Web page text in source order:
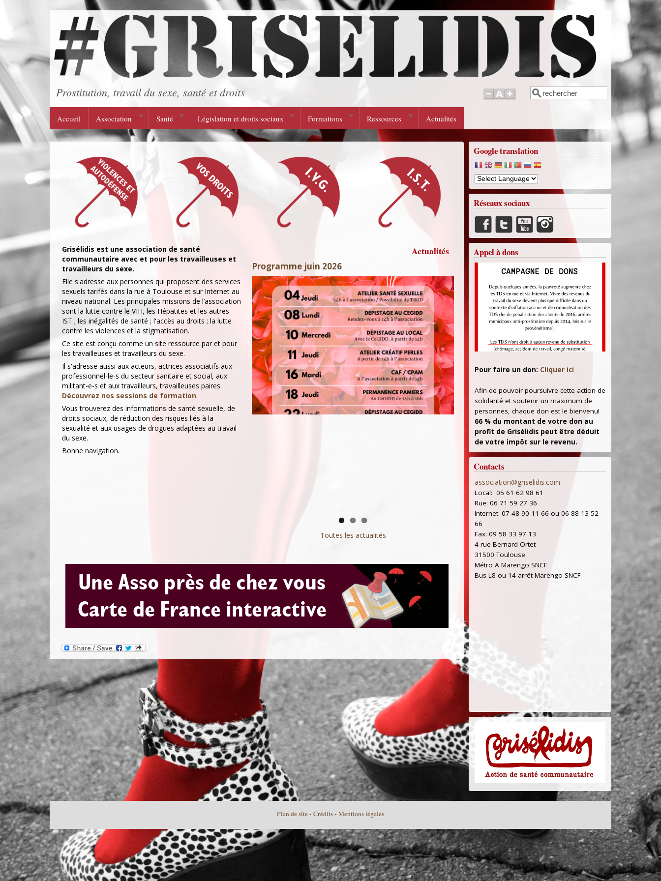
Aller au contenu principal
Prostitution, travail du sexe, santé et droits Formulaire de recherche
Rechercher
Accueil Association Santé Législation et droits sociaux Formations Ressources Actualités
Actualités
Programme juin 2026
Lettre ouverte aux candidat·es aux élections
municipales 2026
Appel à dons
Toutes les actualités
Grisélidis est une association de santé
communautaire avec et pour les travailleuses et
travailleurs du sexe.
Elle s'adresse aux personnes qui proposent des services
sexuels tarifés dans la rue à Toulouse et sur Internet au
niveau national. Les principales missions de l’association
sont la lutte contre le VIH, les Hépatites et les autres
IST ; les inégalités de santé ; l'accès au droits ; la lutte
contre les violences et la stigmatisation.
Ce site est conçu comme un site ressource par et pour
les travailleuses et travailleurs du sexe.
Il s'adresse aussi aux acteurs, actrices associatifs aux
professionnel-le-s du secteur sanitaire et social, aux
militant-e-s et aux travailleurs, travailleuses paires.
Découvrez nos sessions de formation.
Vous trouverez des informations de santé sexuelle, de
droits sociaux, de réduction des risques liés à la
sexualité et aux usages de drogues adaptées au travail
du sexe.
Bonne navigation.
Google translation
Réseaux sociaux
Appel à dons
Pour faire un don: Cliquer ici
Afin de pouvoir poursuivre cette action de
solidarité et soutenir un maximum de
personnes, chaque don est le bienvenu!
66 % du montant de votre don au
profit de Grisélidis peut être déduit
de votre impôt sur le revenu.
Contacts
association@griselidis.com
Local: 05 61 62 98 61
Rue: 06 71 59 27 36
Internet: 07 48 90 11 66 ou 06 88 13 52
66
Fax: 09 58 33 97 13
4 rue Bernard Ortet
31500 Toulouse
Métro A Marengo SNCF
Bus L8 ou 14 arrêt Marengo SNCF
Plan de site- Crédits- Mentions légales